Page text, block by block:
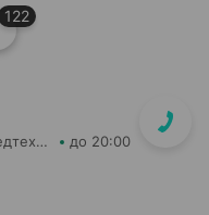
122
Медпростор Пролайф ООО Салон медтехники и ортопедии №50 до 20:00